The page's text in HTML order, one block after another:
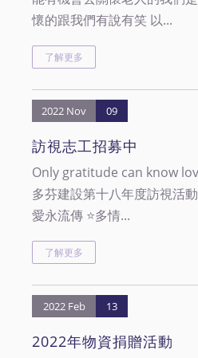
懷的跟我們有說有笑 以...
了解更多
2022 Nov 09
訪視志工招募中
Only gratitude can know
多芬建設第十八年度訪視活
愛永流傳 ⭐️多情...
了解更多
2022 Feb 13
2022年物資捐贈活動